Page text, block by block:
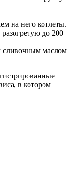
на него котлеты.
до 200
сливочным маслом
в котором